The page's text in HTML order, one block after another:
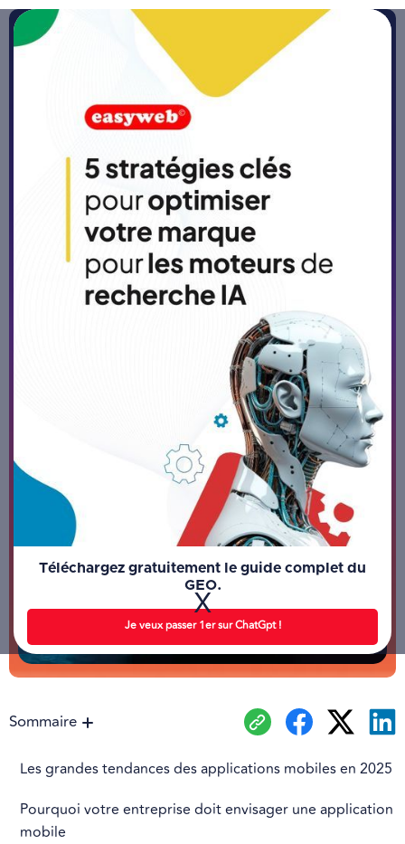
Téléchargez gratuitement le guide complet du
GEO.
Je veux passer 1er sur ChatGpt !
X
Accueil
Application mobile en 2025 :
pourquoi se lancer ?
Publié le 27/4/26-5 min
Sommaire
Les grandes tendances des applications mobiles en 2025
Pourquoi votre entreprise doit envisager une application
mobile